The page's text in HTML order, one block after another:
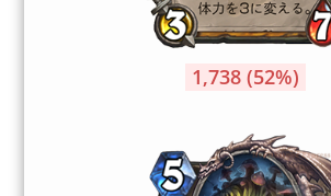
1,738 (52%)